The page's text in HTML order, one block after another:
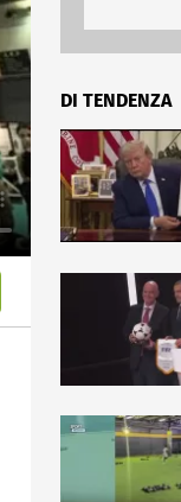
DI TENDENZA